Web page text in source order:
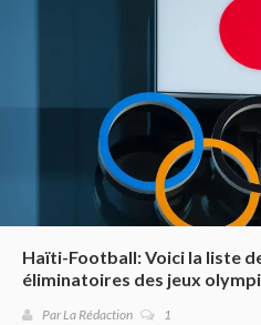
Haïti-Football: Voici la liste
éliminatoires des jeux
Par La Rédaction 1